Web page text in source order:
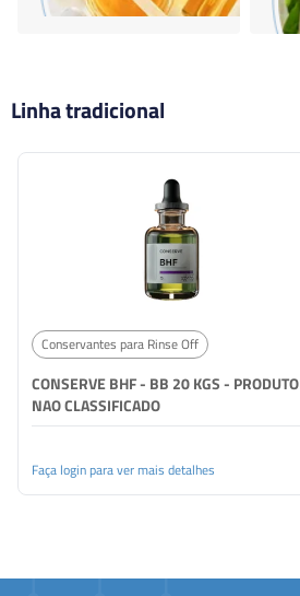
Linha tradicional
Conservantes para Rinse Off
CONSERVE BHF - BB 20 KGS - PRODUTO
NAO CLASSIFICADO
Faça login para ver mais detalhes